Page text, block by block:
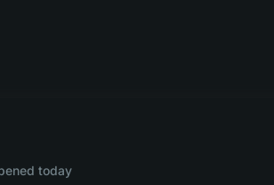
today